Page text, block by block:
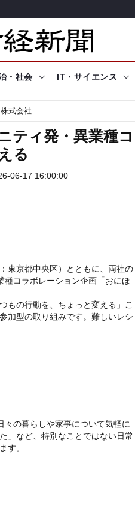
・社会 IT・サイエンス
式会社
ティ発・異業種コ
る
06-17 16:00:00
東京都中央区）とともに、両社の
コラボレーション企画「おにほ
もの行動を、ちょっと変える」こ
加型の取り組みです。難しいレシ
の暮らしや家事について気軽に
」など、特別なことではない日常
す。